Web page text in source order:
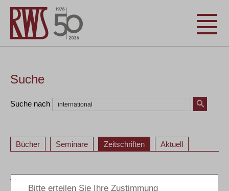
Suche
Suche nach
Bücher Seminare Zeitschriften Aktuell
ZVI – Zeitschrift für Verbraucher- und Privat-
Insolvenzrecht